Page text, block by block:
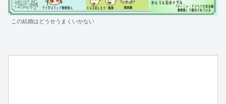
この結婚はどうせうまくいかない